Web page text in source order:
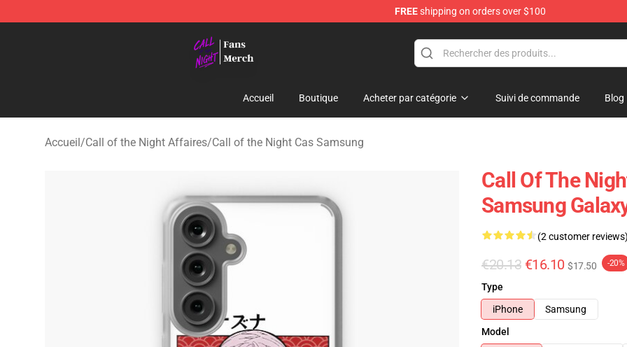
FREEshipping on orders over $100
Accueil Boutique Acheter par catégorie Suivi de commande Blog
Accueil/Call of the Night Affaires/Call of the Night Cas Samsung
Call Of The
Samsung
(2 customer reviews)
€20.13 €16.10 $17.50 -20%
Type
iPhone
Samsung
Model